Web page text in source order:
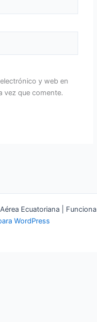
y web en
vez que comente.
Ecuatoriana | Funciona
WordPress